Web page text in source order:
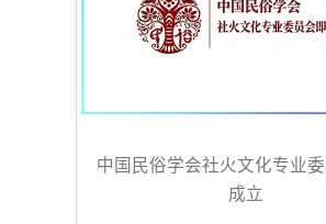
中国民俗学会社火文化专业
成立